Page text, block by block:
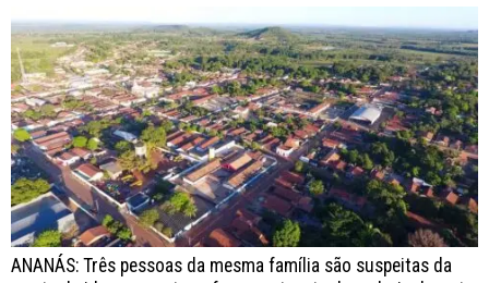
ANANÁS: Três pessoas da mesma família são suspeitas da